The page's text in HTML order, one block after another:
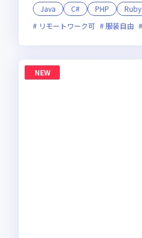
Java
C# PHP Ruby
リモートワーク可
服装自由
NEW